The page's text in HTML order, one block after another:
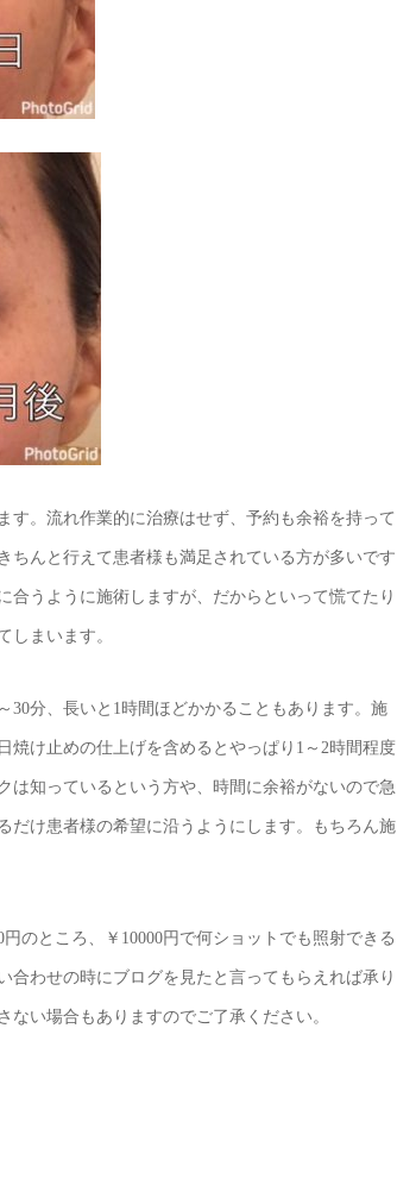
す。流れ作業的に治療はせず、予約も余裕を持って
ちんと行えて患者様も満足されている方が多いです
うように施術しますが、だからといって慌てたり
しまいます。
30分、長いと1時間ほどかかることもあります。施
け止めの仕上げを含めるとやっぱり1～2時間程度
は知っているという方や、時間に余裕がないので急
だけ患者様の希望に沿うようにします。もちろん施
のところ、￥10000円で何ショットでも照射できる
わせの時にブログを見たと言ってもらえれば承り
い場合もありますのでご了承ください。